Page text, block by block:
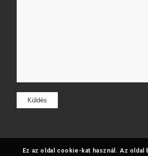
Ez az oldal cookie-kat használ. Az